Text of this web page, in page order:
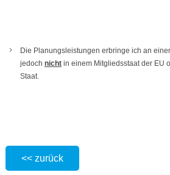
Die Planungsleistungen erbringe ich an
jedoch nichtin einem Mitgliedsstaat der EU
Staat.
<< zurück